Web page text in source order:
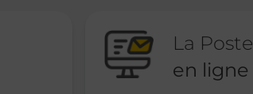
La Poste
en ligne